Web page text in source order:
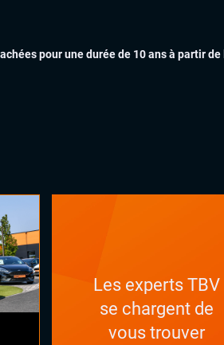
pour une durée de 10 ans à partir
Les experts TBV
se chargent de
vous trouver